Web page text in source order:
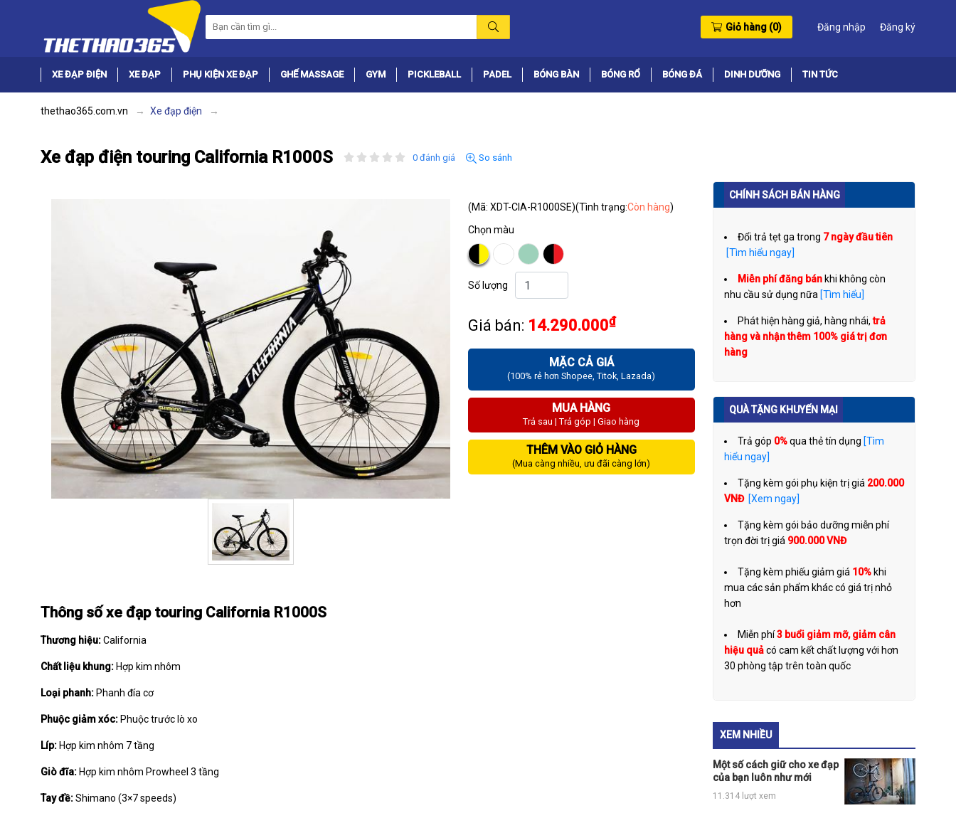
Giỏ hàng (0) Đăng nhập Đăng ký
XE ĐẠP ĐIỆN XE ĐẠP PHỤ KIỆN XE ĐẠP GHẾ MASSAGE GYM PICKLEBALL PADEL BÓNG BÀN BÓNG RỔ BÓNG ĐÁ DINH DƯỠNG TIN TỨC
thethao365.com.vn Xe đạp điện
Xe đạp điện touring California R1000S 0 đánh giá So sánh
(Mã: XDT-CIA-R1000SE)(Tình trạng:Còn hàng)
Chọn màu
Số lượng
Giá bán: 14.290.000₫
MẶC CẢ GIÁ
(100% rẻ hơn Shopee, Titok, Lazada)
MUA HÀNG
Trả sau | Trả góp | Giao hàng
THÊM VÀO GIỎ HÀNG
(Mua càng nhiều, ưu đãi càng lớn)
Thông số xe đạp touring California R1000S
Thương hiệu:California
Chất liệu khung: Hợp kim nhôm
Loại phanh: Phanh đía cơ
Phuộc giảm xóc: Phuộc trước lò xo
Líp: Hợp kim nhôm 7 tầng
Giò đĩa: Hợp kim nhôm Prowheel 3 tầng
Tay đề:Shimano (3×7 speeds)
CHÍNH SÁCH BÁN HÀNG
Đổi trả tẹt ga trong 7 ngày đầu tiên
[Tìm hiểu ngay]
Miễn phí đăng bán khi không còn
nhu cầu sử dụng nữa [Tìm hiểu]
Phát hiện hàng giả, hàng nhái,trả
hàng và nhận thêm 100% giá trị đơn
hàng
QUÀ TẶNG KHUYẾN MẠI
Trả góp 0%qua thẻ tín dụng [Tìm
hiểu ngay]
Tặng kèm gói phụ kiện trị giá 200.000
VNĐ [Xem ngay]
Tặng kèm gói bảo dưỡng miễn phí
trọn đời trị giá 900.000 VNĐ
Tặng kèm phiếu giảm giá 10% khi
mua các sản phẩm khác có giá trị nhỏ
hơn
Miễn phí3 buổi giảm mỡ, giảm cân
hiệu quảcó cam kết chất lượng với hơn
30 phòng tập trên toàn quốc
XEM NHIỀU
Một số cách giữ cho xe đạp
của bạn luôn như mới
11.314 lượt xem